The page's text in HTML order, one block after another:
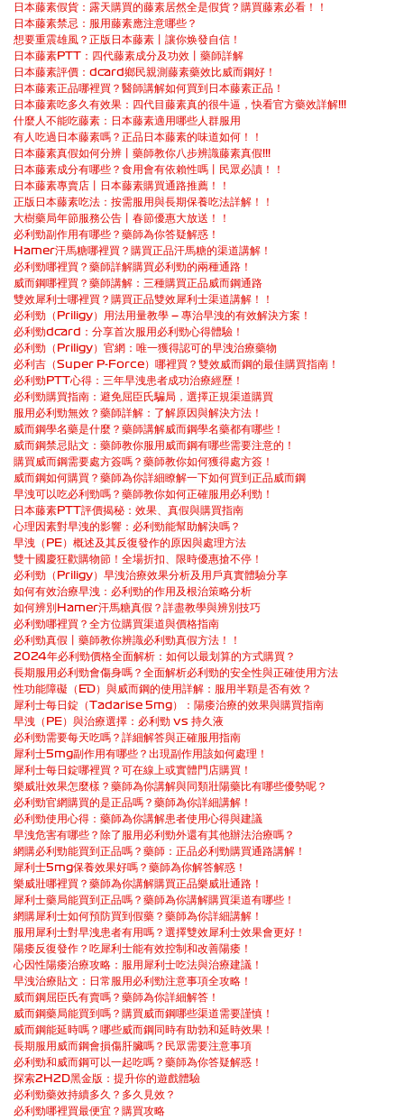
日本藤素假貨：露天購買的藤素居然全是假貨？購買藤素必看！！
日本藤素禁忌：服用藤素應注意哪些？
想要重震雄風？正版日本藤素丨讓你焕發自信！
日本藤素PTT：四代藤素成分及功效丨藥師詳解
日本藤素評價：dcard鄉民親測藤素藥效比威而鋼好！
日本藤素正品哪裡買？醫師講解如何買到日本藤素正品！
日本藤素吃多久有效果：四代目藤素真的很牛逼，快看官方藥效詳解!!!
什麼人不能吃藤素：日本藤素適用哪些人群服用
有人吃過日本藤素嗎？正品日本藤素的味道如何！！
日本藤素真假如何分辨丨藥師教你八步辨識藤素真假!!!
日本藤素成分有哪些？食用會有依賴性嗎丨民眾必讀！！
日本藤素專賣店丨日本藤素購買通路推薦！！
正版日本藤素吃法：按需服用與長期保養吃法詳解！！
大樹藥局年節服務公告丨春節優惠大放送！！
必利勁副作用有哪些？藥師為你答疑解惑！
Hamer汗馬糖哪裡買？購買正品汗馬糖的渠道講解！
必利勁哪裡買？藥師詳解購買必利勁的兩種通路！
威而鋼哪裡買？藥師講解：三種購買正品威而鋼通路
雙效犀利士哪裡買？購買正品雙效犀利士渠道講解！！
必利勁（Priligy）用法用量教學 — 專治早洩的有效解決方案！
必利勁dcard：分享首次服用必利勁心得體驗！
必利勁（Priligy）官網：唯一獲得認可的早洩治療藥物
必利吉（Super P-Force）哪裡買？雙效威而鋼的最佳購買指南！
必利勁PTT心得：三年早洩患者成功治療經歷！
必利勁購買指南：避免屈臣氏騙局，選擇正規渠道購買
服用必利勁無效？藥師詳解：了解原因與解決方法！
威而鋼學名藥是什麼？藥師講解威而鋼學名藥都有哪些！
威而鋼禁忌貼文：藥師教你服用威而鋼有哪些需要注意的！
購買威而鋼需要處方簽嗎？藥師教你如何獲得處方簽！
威而鋼如何購買？藥師為你詳細瞭解一下如何買到正品威而鋼
早洩可以吃必利勁嗎？藥師教你如何正確服用必利勁！
日本藤素PTT評價揭秘：效果、真假與購買指南
心理因素對早洩的影響：必利勁能幫助解決嗎？
早洩（PE）概述及其反復發作的原因與處理方法
雙十國慶狂歡購物節！全場折扣、限時優惠搶不停！
必利勁（Priligy）早洩治療效果分析及用戶真實體驗分享
如何有效治療早洩：必利勁的作用及根治策略分析
如何辨別Hamer汗馬糖真假？詳盡教學與辨別技巧
必利勁哪裡買？全方位購買渠道與價格指南
必利勁真假丨藥師教你辨識必利勁真假方法！！
2024年必利勁價格全面解析：如何以最划算的方式購買？
長期服用必利勁會傷身嗎？全面解析必利勁的安全性與正確使用方法
性功能障礙（ED）與威而鋼的使用詳解：服用半顆是否有效？
犀利士每日錠（Tadarise 5mg）：陽痿治療的效果與購買指南
早洩（PE）與治療選擇：必利勁 vs 持久液
必利勁需要每天吃嗎？詳細解答與正確服用指南
犀利士5mg副作用有哪些？出現副作用該如何處理！
犀利士每日錠哪裡買？可在線上或實體門店購買！
樂威壯效果怎麼樣？藥師為你講解與同類壯陽藥比有哪些優勢呢？
必利勁官網購買的是正品嗎？藥師為你詳細講解！
必利勁使用心得：藥師為你講解患者使用心得與建議
早洩危害有哪些？除了服用必利勁外還有其他辦法治療嗎？
網購必利勁能買到正品嗎？藥師：正品必利勁購買通路講解！
犀利士5mg保養效果好嗎？藥師為你解答解惑！
樂威壯哪裡買？藥師為你講解購買正品樂威壯通路！
犀利士藥局能買到正品嗎？藥師為你講解購買渠道有哪些！
網購犀利士如何預防買到假藥？藥師為你詳細講解！
服用犀利士對早洩患者有用嗎？選擇雙效犀利士效果會更好！
陽痿反復發作？吃犀利士能有效控制和改善陽痿！
心因性陽痿治療攻略：服用犀利士吃法與治療建議！
早洩治療貼文：日常服用必利勁注意事項全攻略！
威而鋼屈臣氏有賣嗎？藥師為你詳細解答！
威而鋼藥局能買到嗎？購買威而鋼哪些渠道需要謹慎！
威而鋼能延時嗎？哪些威而鋼同時有助勃和延時效果！
長期服用威而鋼會損傷肝臟嗎？民眾需要注意事項
必利勁和威而鋼可以一起吃嗎？藥師為你答疑解惑！
探索2H2D黑金版：提升你的遊戲體驗
必利勁藥效持續多久？多久見效？
必利勁哪裡買最便宜？購買攻略